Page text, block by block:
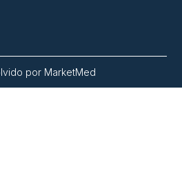
por MarketMed